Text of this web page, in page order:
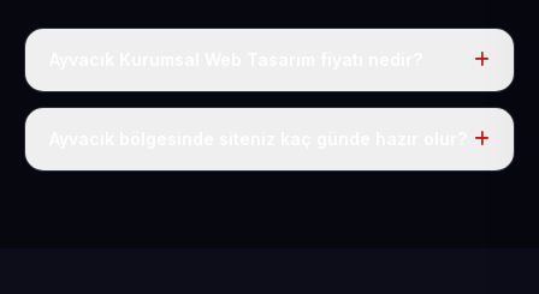
Tek fiyat uygulanır: yıllık 50 USD + KDV. Bu bedele alan